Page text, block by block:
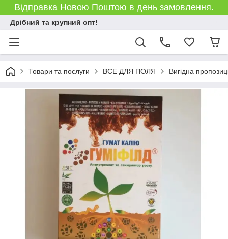
Відправка Новою Поштою в день замовлення.
Дрібний та крупний опт!
Товари та послуги ВСЕ ДЛЯ ПОЛЯ Вигідна